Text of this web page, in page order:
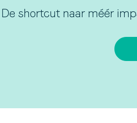
De shortcut naar méér